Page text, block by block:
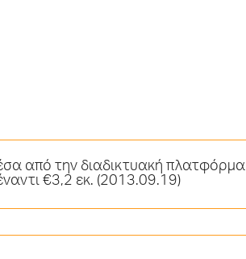
από την διαδικτυακή πλατφόρμα
€3,2 εκ. (2013.09.19)